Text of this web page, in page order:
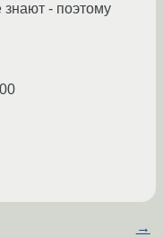
- поэтому
→